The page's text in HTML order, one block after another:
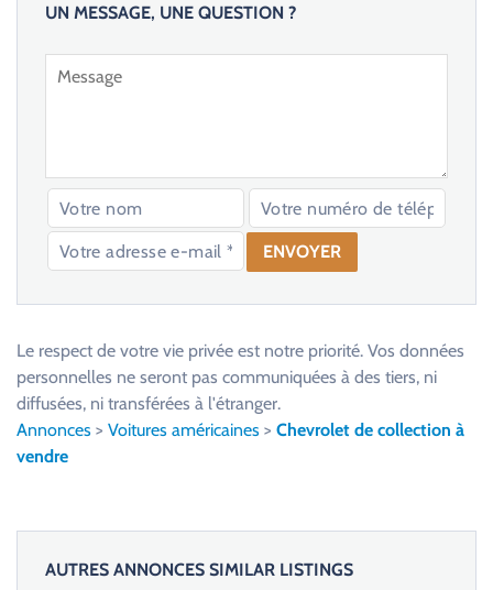
UN MESSAGE, UNE QUESTION ?
e
s
Le respect de votre vie privée est notre priorité. Vos données
personnelles ne seront pas communiquées à des tiers, ni
diffusées, ni transférées à l'étranger.
Annonces > Voitures américaines > Chevrolet de collection à
vendre
AUTRES ANNONCES SIMILAR LISTINGS